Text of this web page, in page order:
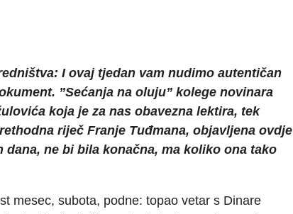
I ovaj tjedan vam nudimo autentičan
”Sećanja na oluju” kolege novinara
koja je za nas obavezna lektira, tek
riječ Franje Tuđmana, objavljena ovdje
dana, ne bi bila konačna, ma koliko ona tako
mesec, subota, podne: topao vetar s Dinare